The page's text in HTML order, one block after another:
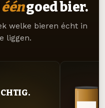
ééngoed bier.
welke bieren écht in
liggen.